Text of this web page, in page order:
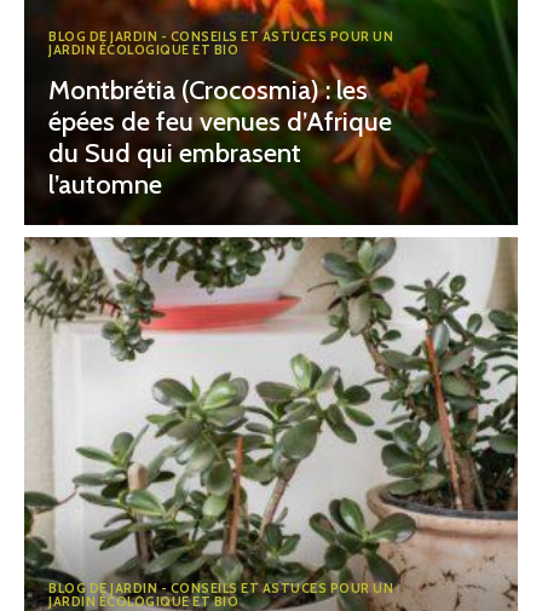
BLOG DE JARDIN - CONSEILS ET ASTUCES POUR UN
JARDIN ÉCOLOGIQUE ET BIO
Montbrétia (Crocosmia) : les
épées de feu venues d’Afrique
du Sud qui embrasent
l’automne
BLOG DE JARDIN - CONSEILS ET ASTUCES POUR UN
JARDIN ÉCOLOGIQUE ET BIO